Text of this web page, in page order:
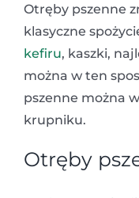
Otręby pszenne
klasyczne
kefiru, kaszki,
można w ten
pszenne można
krupniku.
Otręby